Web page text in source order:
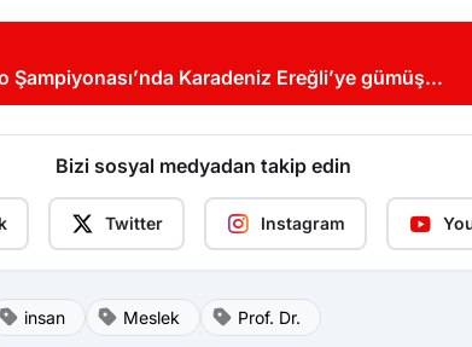
Şampiyonası’nda Karadeniz Ereğli’ye gümüş
Bizi sosyal medyadan takip edin
Twitter Instagram
insan Meslek Prof. Dr.